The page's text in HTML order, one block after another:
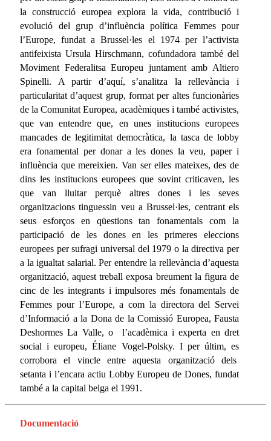
la construcció europea explora la vida, contribució i
evolució del grup d’influència política Femmes pour
l’Europe, fundat a Brussel·les el 1974 per l’activista
antifeixista Ursula Hirschmann, cofundadora també del
Moviment Federalitsa Europeu juntament amb Altiero
Spinelli. A partir d’aquí, s’analitza la rellevància i
particularitat d’aquest grup, format per altes funcionàries
de la Comunitat Europea, acadèmiques i també activistes,
que van entendre que, en unes institucions europees
mancades de legitimitat democràtica, la tasca de lobby
era fonamental per donar a les dones la veu, paper i
influència que mereixien. Van ser elles mateixes, des de
dins les institucions europees que sovint criticaven, les
que van lluitar perquè altres dones i les seves
organitzacions tinguessin veu a Brussel·les, centrant els
seus esforços en qüestions tan fonamentals com la
participació de les dones en les primeres eleccions
europees per sufragi universal del 1979 o la directiva per
a la igualtat salarial. Per entendre la rellevància d’aquesta
organització, aquest treball exposa breument la figura de
cinc de les integrants i impulsores més fonamentals de
Femmes pour l’Europe, a com la directora del Servei
d’Informació a la Dona de la Comissió Europea, Fausta
Deshormes La Valle, o l’acadèmica i experta en dret
social i europeu, Éliane Vogel-Polsky. I per últim, es
corrobora el vincle entre aquesta organització dels
setanta i l’encara actiu Lobby Europeu de Dones, fundat
també a la capital belga el 1991.
Documentació